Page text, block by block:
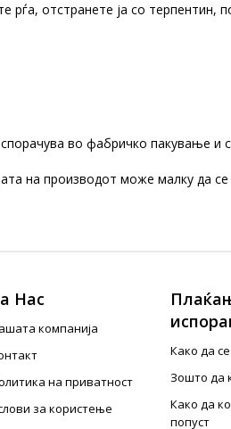
рѓа, отстранете ја со терпентин,
во фабричко пакување и
на производот може малку да
Нас
компанија
на приватност
за користење
Како да
Зошто да
Како да
попуст